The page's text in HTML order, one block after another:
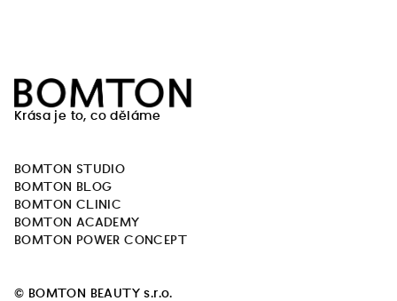
Krása je to, co děláme
BOMTON STUDIO
BOMTON BLOG
BOMTON CLINIC
BOMTON ACADEMY
BOMTON POWER CONCEPT
© BOMTON BEAUTY s.r.o.